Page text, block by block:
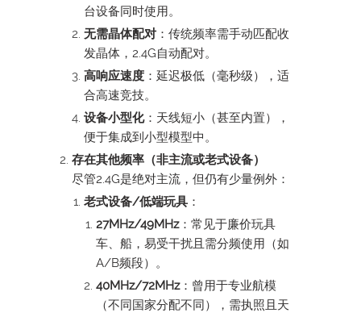
台设备同时使用。
无需晶体配对 ：传统频率需手动匹配收
发晶体，2.4G自动配对。
高响应速度 ：延迟极低（毫秒级），适
合高速竞技。
设备小型化：天线短小（甚至内置），
便于集成到小型模型中。
存在其他频率（非主流或老式设备）
尽管2.4G是绝对主流，但仍有少量例外：
老式设备/低端玩具 ：
27MHz/49MHz：常见于廉价玩具
车、船，易受干扰且需分频使用（如
A/B频段）。
40MHz/72MHz：曾用于专业航模
（不同国家分配不同），需执照且天